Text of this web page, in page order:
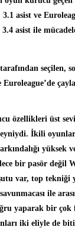
asist ve
asist ile
seçilen,
özellikleri üst
İkili
yüksek
bir pasör değil
var, top tekniği
ile
yaparak bir
iki eliyle de